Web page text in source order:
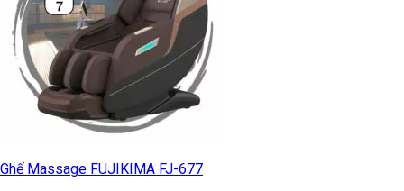
Ghế Massage FUJIKIMA FJ-677